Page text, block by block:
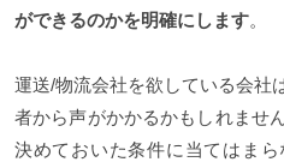
ができるのかを明確にします。
運送/物流会社を欲している会社
者から声がかかるかもしれませ
決めておいた条件に当てはま